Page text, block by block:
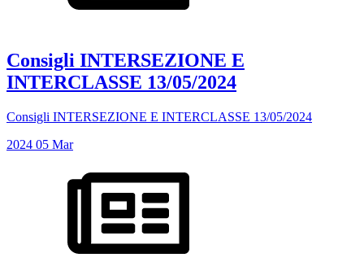
Consigli INTERSEZIONE E
INTERCLASSE 13/05/2024
Consigli INTERSEZIONE E INTERCLASSE 13/05/2024
2024 05 Mar